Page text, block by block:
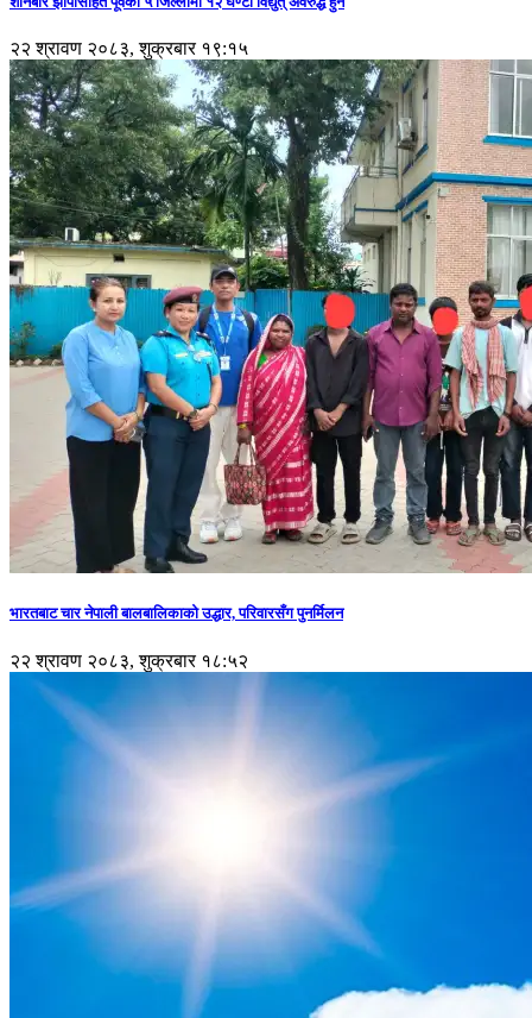
२२ श्रावण २०८३, शुक्रबार १९:१५
भारतबाट चार नेपाली बालबालिकाको उद्धार, परिवारसँग पुनर्मिलन
२२ श्रावण २०८३, शुक्रबार १८:५२